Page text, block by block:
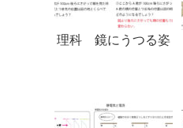
理科 鏡にうつる姿